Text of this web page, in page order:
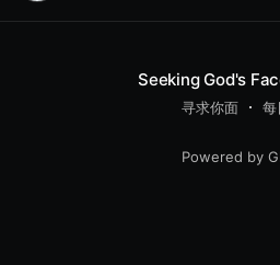
为什么发怒呢？你为什么变了脸
蒙悦纳？你若行得不好，罪就伏
却要制伏它。” 该隐与他兄弟亚
隐起来打他兄弟亚伯，把他杀了
里向我哀告。 8月15日 不可杀人
弟的血有声音从地里向我哀告。
Seeking God's
寻求你面 每
Powered by